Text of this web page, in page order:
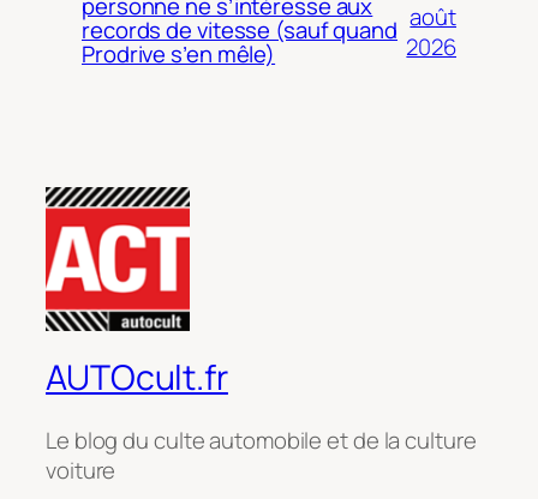
records de vitesse (sauf quand
Prodrive s’en mêle)
août
2026
AUTOcult.fr
Le blog du culte automobile et de la culture
voiture